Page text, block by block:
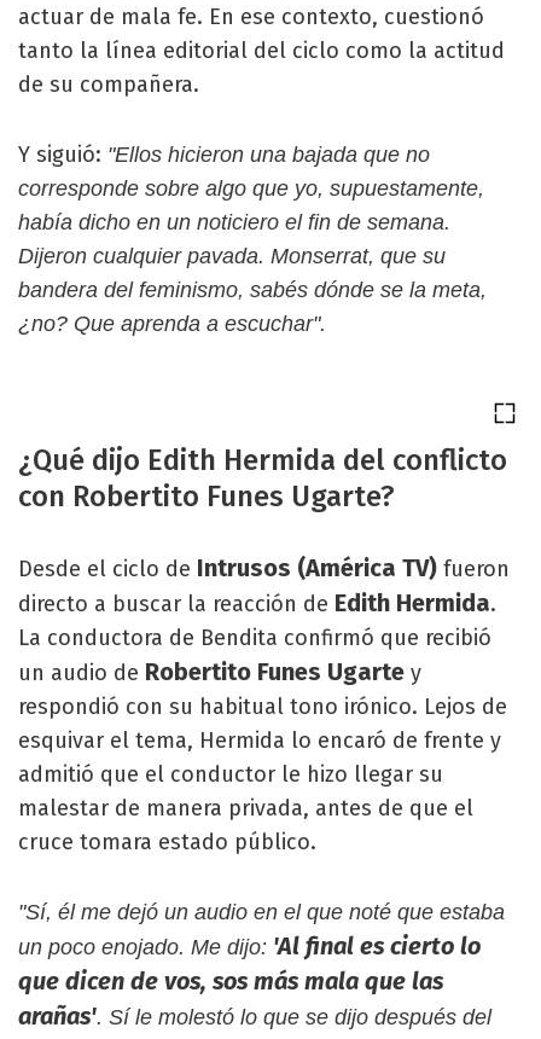
actuar de mala fe. En ese contexto, cuestionó
tanto la línea editorial del ciclo como la actitud
de su compañera.
Y siguió: "Ellos hicieron una bajada que no
corresponde sobre algo que yo, supuestamente,
había dicho en un noticiero el fin de semana.
Dijeron cualquier pavada. Monserrat, que su
bandera del feminismo, sabés dónde se la meta,
¿no? Que aprenda a escuchar".
¿Qué dijo Edith Hermida del conflicto
con Robertito Funes Ugarte?
Desde el ciclo de Intrusos (América TV) fueron
directo a buscar la reacción de Edith Hermida.
La conductora de Bendita confirmó que recibió
un audio de Robertito Funes Ugarte y
respondió con su habitual tono irónico. Lejos de
esquivar el tema, Hermida lo encaró de frente y
admitió que el conductor le hizo llegar su
malestar de manera privada, antes de que el
cruce tomara estado público.
"Sí, él me dejó un audio en el que noté que estaba
un poco enojado. Me dijo: 'Al final es cierto lo
que dicen de vos, sos más mala que las
arañas'. Sí le molestó lo que se dijo después del